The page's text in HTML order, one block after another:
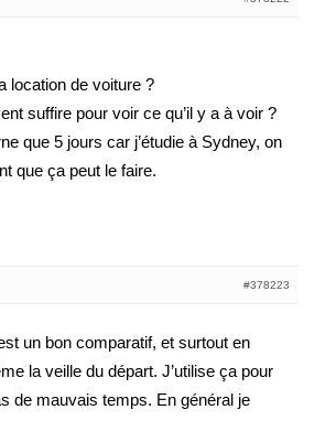
location de voiture ?
suffire pour voir ce qu’il y a à voir ?
que 5 jours car j’étudie à Sydney, on
que ça peut le faire.
#378223
un bon comparatif, et surtout en
la veille du départ. J’utilise ça pour
de mauvais temps. En général je